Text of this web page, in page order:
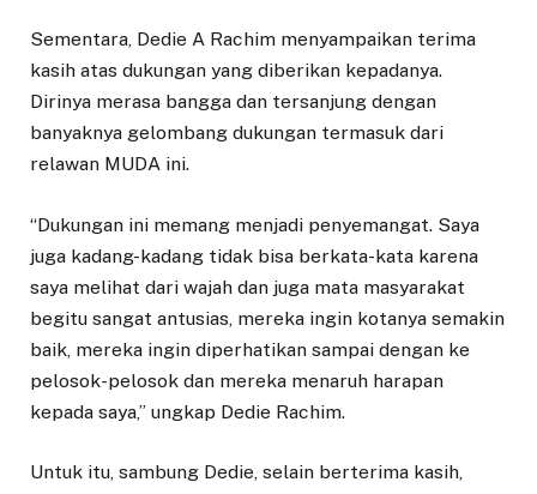
Sementara, Dedie A Rachim menyampaikan terima
kasih atas dukungan yang diberikan kepadanya.
Dirinya merasa bangga dan tersanjung dengan
banyaknya gelombang dukungan termasuk dari
relawan MUDA ini.
“Dukungan ini memang menjadi penyemangat. Saya
juga kadang-kadang tidak bisa berkata-kata karena
saya melihat dari wajah dan juga mata masyarakat
begitu sangat antusias, mereka ingin kotanya semakin
baik, mereka ingin diperhatikan sampai dengan ke
pelosok-pelosok dan mereka menaruh harapan
kepada saya,” ungkap Dedie Rachim.
Untuk itu, sambung Dedie, selain berterima kasih,